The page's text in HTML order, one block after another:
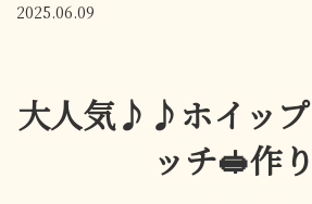
2025.06.09
大人気♪♪ホイップ
ッチ🥪作